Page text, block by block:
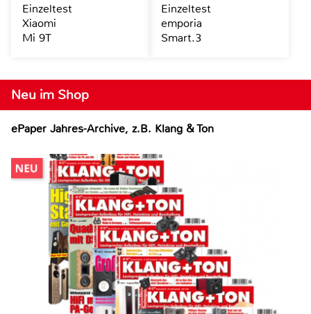
Neu im Shop
ePaper Jahres-Archive, z.B. Klang & Ton
Einzeltest
Xiaomi
Mi 9T
Einzeltest
emporia
Smart.3